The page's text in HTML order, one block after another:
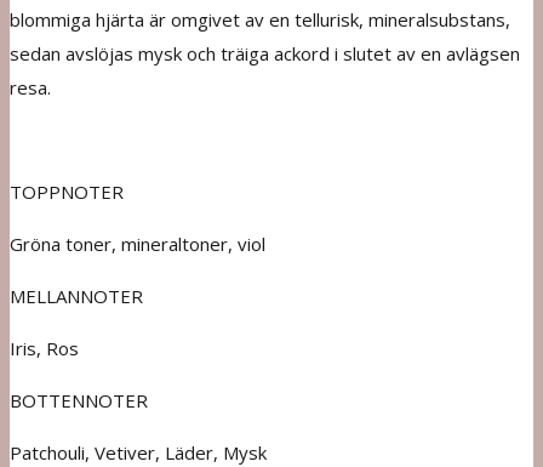
blommiga hjärta är omgivet av en tellurisk, mineralsubstans,
sedan avslöjas mysk och träiga ackord i slutet av en avlägsen
resa.
TOPPNOTER
Gröna toner, mineraltoner, viol
MELLANNOTER
Iris, Ros
BOTTENNOTER
Patchouli, Vetiver, Läder, Mysk